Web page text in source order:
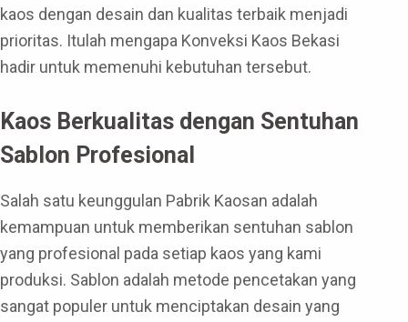
kaos dengan desain dan kualitas terbaik menjadi
prioritas. Itulah mengapa Konveksi Kaos Bekasi
hadir untuk memenuhi kebutuhan tersebut.
Kaos Berkualitas dengan Sentuhan
Sablon Profesional
Salah satu keunggulan Pabrik Kaosan adalah
kemampuan untuk memberikan sentuhan sablon
yang profesional pada setiap kaos yang kami
produksi. Sablon adalah metode pencetakan yang
sangat populer untuk menciptakan desain yang